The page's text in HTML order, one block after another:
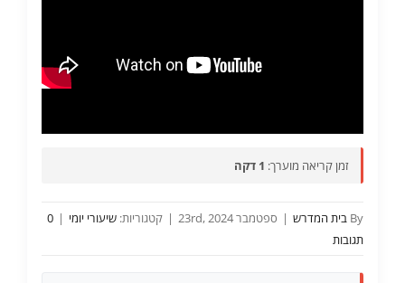
זמן קריאה מוערך: 1 דקה
By בית המדרש | ספטמבר 23rd, 2024 | קטגוריות: שיעורי יומי |
0
תגובות